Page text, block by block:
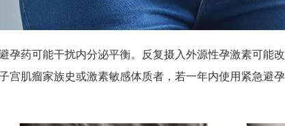
孕药可能干扰内分泌平衡。反复摄入外源性孕激素可能
宫肌瘤家族史或激素敏感体质者，若一年内使用紧急避